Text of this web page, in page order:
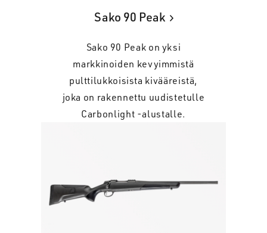
Sako 90 Peak
Sako 90 Peak on yksi
markkinoiden kevyimmistä
pulttilukkoisista kivääreistä,
joka on rakennettu uudistetulle
Carbonlight -alustalle.